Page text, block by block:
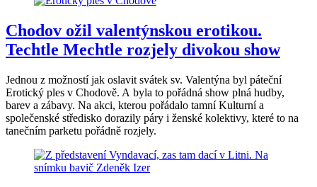
Chodov ožil valentýnskou erotikou.
Techtle Mechtle rozjely divokou show
Jednou z možností jak oslavit svátek sv. Valentýna byl páteční
Erotický ples v Chodově. A byla to pořádná show plná hudby,
barev a zábavy. Na akci, kterou pořádalo tamní Kulturní a
společenské středisko dorazily páry i ženské kolektivy, které to na
tanečním parketu pořádně rozjely.